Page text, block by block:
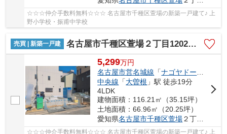
☆☆☆仲介手数料無料☆☆☆ 名古屋市千種区萱場の新築一戸建て♪ 上
野小学校・振甫中学校
売買 | 新築一戸建 名古屋市千種区萱場２丁目1202【仲介手数料無料】新築一戸建て 2号棟
5,299万円
名古屋市営名城線 「ナゴヤドーム前矢田
中央線 「大曽根 」駅 徒歩19分
4LDK
建物面積：116.21㎡（35.15坪）
土地面積：66.96㎡（20.25坪）
愛知県名古屋市千種区萱場２丁目1202
☆☆☆仲介手数料無料☆☆☆ 名古屋市千種区萱場の新築一戸建て♪ 上